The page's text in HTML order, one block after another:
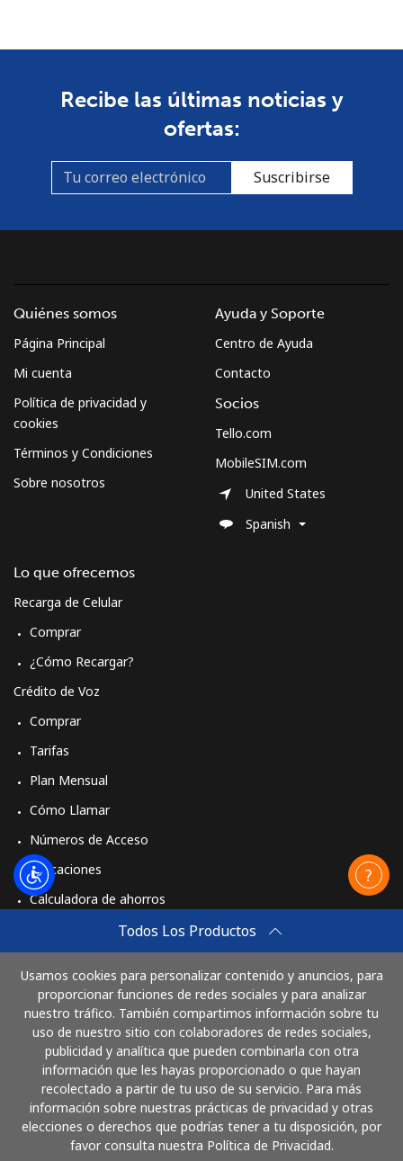
Recibe las últimas noticias y
ofertas:
Suscribirse
Todos Los Productos
Usamos cookies para personalizar contenido y anuncios, para
proporcionar funciones de redes sociales y para analizar
nuestro tráfico. También compartimos información sobre tu
uso de nuestro sitio con colaboradores de redes sociales,
publicidad y analítica que pueden combinarla con otra
información que les hayas proporcionado o que hayan
recolectado a partir de tu uso de su servicio. Para más
información sobre nuestras prácticas de privacidad y otras
elecciones o derechos que podrías tener a tu disposición, por
favor consulta nuestra Política de Privacidad.
Quiénes somos
Página Principal
Mi cuenta
Política de privacidad y
cookies
Términos y Condiciones
Sobre nosotros
Lo que ofrecemos
Recarga de Celular
Comprar
¿Cómo Recargar?
Crédito de Voz
Comprar
Tarifas
Plan Mensual
Cómo Llamar
Números de Acceso
Aplicaciones
Calculadora de ahorros
Comprar
Cómo funciona
Ayuda y Soporte
Centro de Ayuda
Contacto
Socios
Tello.com
MobileSIM.com
United States
Spanish
Paga con